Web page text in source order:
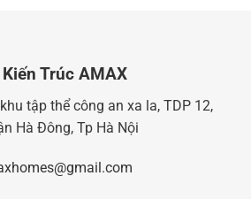
Trúc AMAX
tập thể công an xa la, TDP 12,
Hà Đông, Tp Hà Nội